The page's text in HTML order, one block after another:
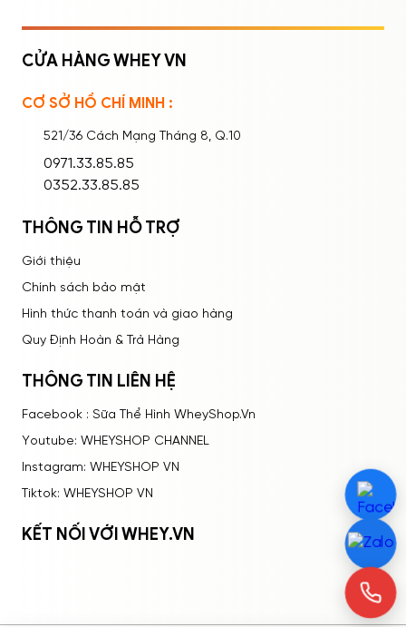
Ghi nhớ mật khẩu
CỬA HÀNG WHEY VN
CƠ SỞ HỒ CHÍ MINH :
521/36 Cách Mạng Tháng 8, Q.10
0971.33.85.85
0352.33.85.85
THÔNG TIN HỖ TRỢ
Giới thiệu
Chính sách bảo mật
Hình thức thanh toán và giao hàng
Quy Định Hoàn & Trả Hàng
THÔNG TIN LIÊN HỆ
Facebook : Sữa Thể Hình WheyShop.Vn
Youtube: WHEYSHOP CHANNEL
Instagram: WHEYSHOP VN
Tiktok: WHEYSHOP VN
KẾT NỐI VỚI WHEY.VN